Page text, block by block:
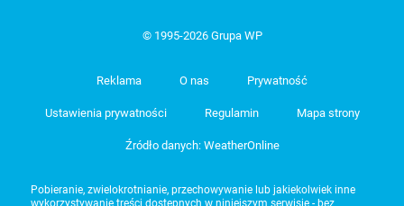
© 1995-2026 Grupa WP
Reklama O nas Prywatność
Ustawienia prywatności Regulamin Mapa strony
Źródło danych: WeatherOnline
Pobieranie, zwielokrotnianie, przechowywanie lub jakiekolwiek inne
wykorzystywanie treści dostępnych w niniejszym serwisie - bez